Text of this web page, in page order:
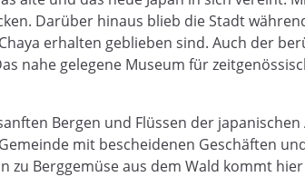
Darüber hinaus blieb die Stadt
erhalten geblieben sind. Auch der
nahe gelegene Museum für
Bergen und Flüssen der
mit bescheidenen Geschäften
zu Berggemüse aus dem Wald kommt